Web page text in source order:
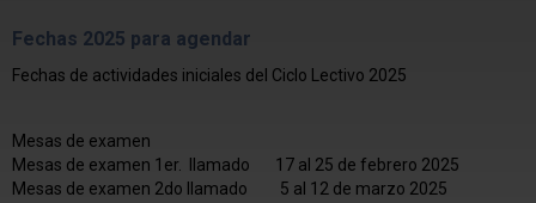
Fechas 2025 para agendar
Fechas de actividades iniciales del Ciclo Lectivo 2025
Mesas de examen
Mesas de examen 1er. llamado 17 al 25 de febrero 2025
Mesas de examen 2do llamado 5 al 12 de marzo 2025